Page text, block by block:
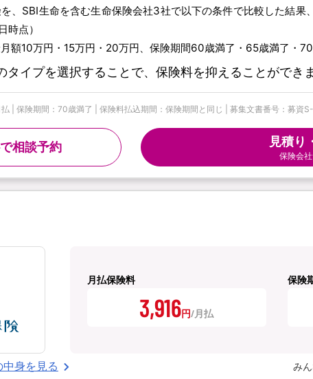
、SBI生命を含む生命保険会社3社で以下の条件で比較した結果
点）
額10万円・15万円・20万円、保険期間60歳満了・65歳満了・70
イプを選択することで、保険料を抑えることができま
| 保険期間：70歳満了 | 保険料払込期間：保険期間と同じ | 募集文書番号：募資
相談予約 見積り
保険会
月払保険料
3,916円
保険
中身を見る み